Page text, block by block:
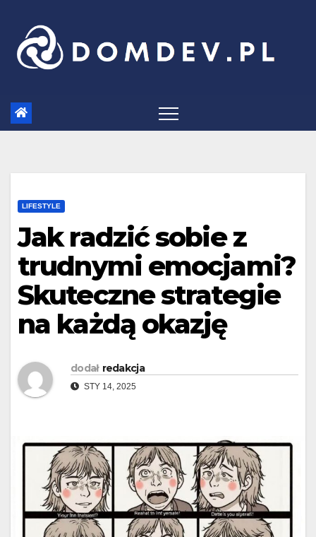
content
LIFESTYLE
Jak radzić sobie z
trudnymi emocjami?
Skuteczne strategie
na każdą okazję
dodał redakcja
STY 14, 2025